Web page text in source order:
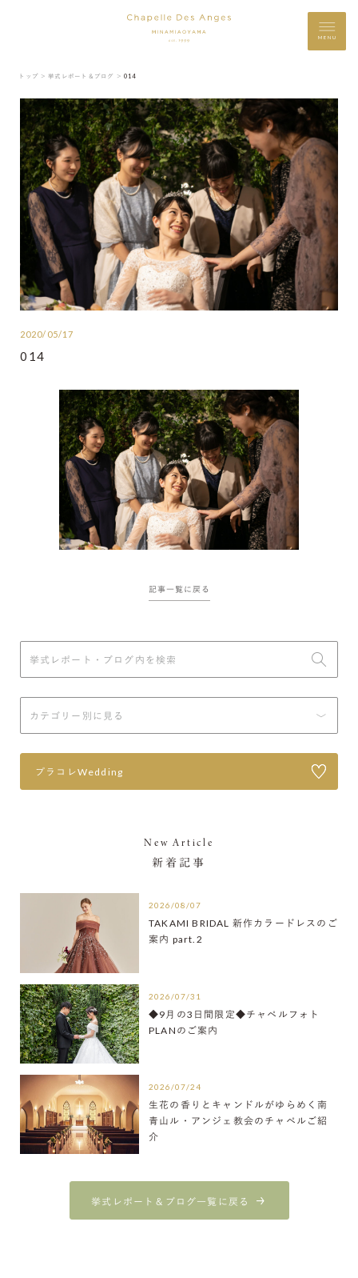
MENU
トップ ＞ 挙式レポート＆ブログ ＞ 014
2020/05/17
014
記事一覧に戻る
プラコレWedding
New Article
新着記事
2026/08/07
TAKAMI BRIDAL 新作カラードレスのご
案内 part.2
2026/07/31
◆9月の3日間限定◆チャペルフォト
PLANのご案内
2026/07/24
生花の香りとキャンドルがゆらめく南
青山ル・アンジェ教会のチャペルご紹
介
挙式レポート＆ブログ一覧に戻る